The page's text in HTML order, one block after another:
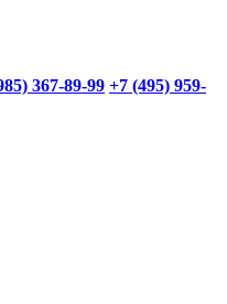
367-89-99 +7 (495) 959-